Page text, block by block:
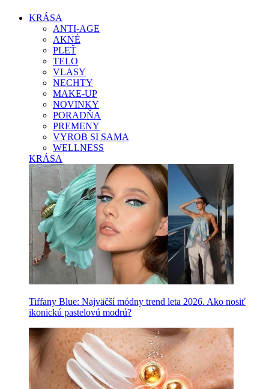
KRÁSA
ANTI-AGE
AKNÉ
PLEŤ
TELO
VLASY
NECHTY
MAKE-UP
NOVINKY
PORADŇA
PREMENY
VYROB SI SAMA
WELLNESS
KRÁSA
Tiffany Blue: Najväčší módny trend leta 2026. Ako nosiť
ikonickú pastelovú modrú?